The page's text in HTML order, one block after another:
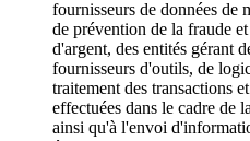
fournisseurs de données de
de prévention de la fraude
d'argent, des entités gérant
fournisseurs d'outils, de
traitement des transactions
effectuées dans le cadre de
ainsi qu'à l'envoi